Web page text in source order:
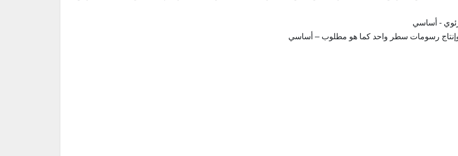
- أساسي
وإنتاج رسومات سطر واحد كما هو مطلوب – أساسي